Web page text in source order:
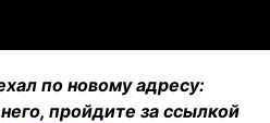
по новому адресу:
пройдите за ссылкой